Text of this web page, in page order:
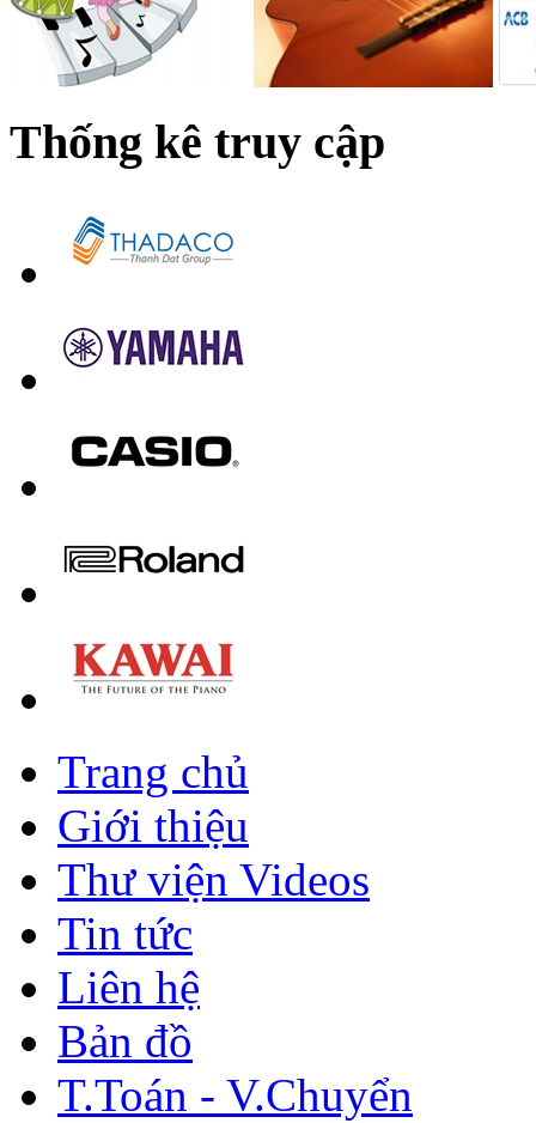
Thống kê truy cập
Trang chủ
Giới thiệu
Thư viện Videos
Tin tức
Liên hệ
Bản đồ
T.Toán - V.Chuyển